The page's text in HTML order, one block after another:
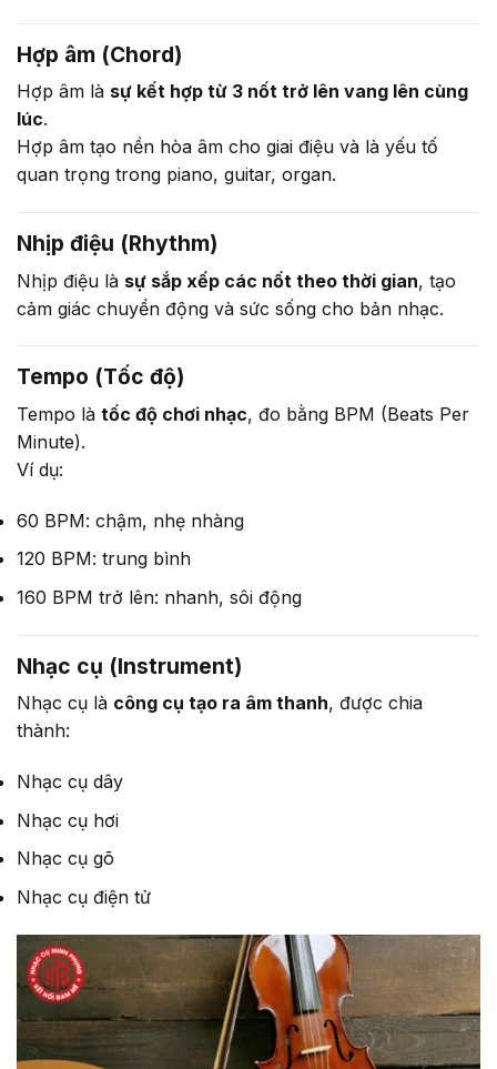
Hợp âm (Chord)
Hợp âm là sự kết hợp từ 3 nốt trở lên vang lên cùng
lúc.
Hợp âm tạo nền hòa âm cho giai điệu và là yếu tố
quan trọng trong piano, guitar, organ.
Nhịp điệu (Rhythm)
Nhịp điệu là sự sắp xếp các nốt theo thời gian, tạo
cảm giác chuyển động và sức sống cho bản nhạc.
Tempo (Tốc độ)
Tempo là tốc độ chơi nhạc, đo bằng BPM (Beats Per
Minute).
Ví dụ:
60 BPM: chậm, nhẹ nhàng
120 BPM: trung bình
160 BPM trở lên: nhanh, sôi động
Nhạc cụ (Instrument)
Nhạc cụ là công cụ tạo ra âm thanh, được chia
thành:
Nhạc cụ dây
Nhạc cụ hơi
Nhạc cụ gõ
Nhạc cụ điện tử